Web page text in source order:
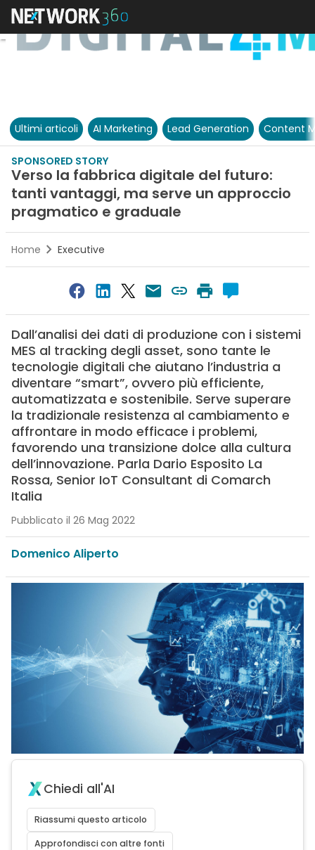
Ultimi articoli AI Marketing Lead Generation Content
SPONSORED STORY
Verso la fabbrica digitale del futuro:
tanti vantaggi, ma serve un approccio
pragmatico e graduale
Home Executive
Dall’analisi dei dati di produzione con i sistemi
MES al tracking degli asset, sono tante le
tecnologie digitali che aiutano l’industria a
diventare “smart”, ovvero più efficiente,
automatizzata e sostenibile. Serve superare
la tradizionale resistenza al cambiamento e
affrontare in modo efficace i problemi,
favorendo una transizione dolce alla cultura
dell’innovazione. Parla Dario Esposito La
Rossa, Senior IoT Consultant di Comarch
Italia
Pubblicato il 26 Mag 2022
Domenico Aliperto
Chiedi all'AI
Riassumi questo articolo
Approfondisci con altre fonti